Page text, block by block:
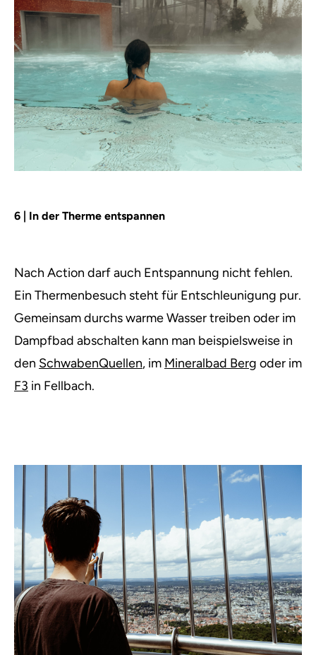
6 | In der Therme entspannen
Nach Action darf auch Entspannung nicht fehlen.
Ein Thermenbesuch steht für Entschleunigung pur.
Gemeinsam durchs warme Wasser treiben oder im
Dampfbad abschalten kann man beispielsweise in
den SchwabenQuellen, im Mineralbad Berg oder im
F3 in Fellbach.